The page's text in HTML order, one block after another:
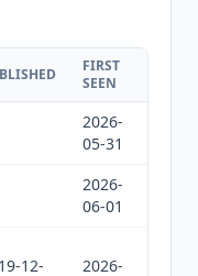
FIRST
SEEN
2026-
05-31
2026-
06-01
12-
2026-